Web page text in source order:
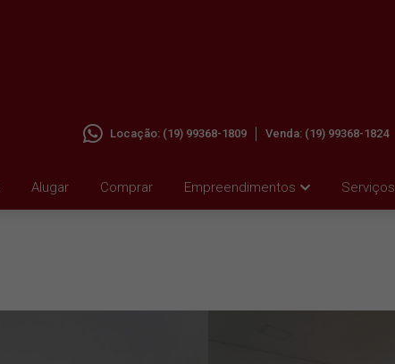
Alugar Comprar Empreendimentos Serviços
Locação: (19) 99368-1809 Venda: (19) 99368-1824